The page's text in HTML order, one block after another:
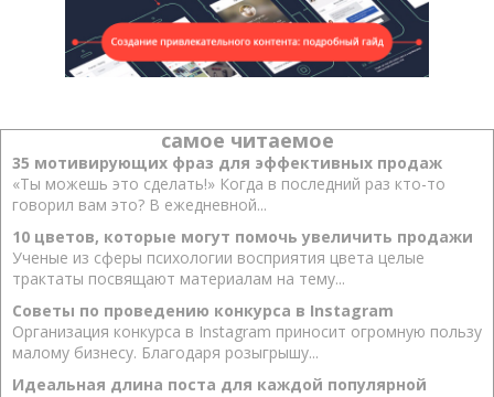
самое читаемое
35 мотивирующих фраз для эффективных продаж
«Ты можешь это сделать!» Когда в последний раз кто-то
говорил вам это? В ежедневной...
10 цветов, которые могут помочь увеличить продажи
Ученые из сферы психологии восприятия цвета целые
трактаты посвящают материалам на тему...
Советы по проведению конкурса в Instagram
Организация конкурса в Instagram приносит огромную пользу
малому бизнесу. Благодаря розыгрышу...
Идеальная длина поста для каждой популярной